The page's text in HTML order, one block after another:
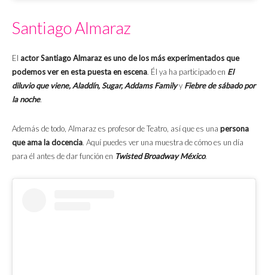
Santiago Almaraz
El actor Santiago Almaraz es uno de los más experimentados que
podemos ver en esta puesta en escena. Él ya ha participado en El
diluvio que viene, Aladdín, Sugar, Addams Familyy Fiebre de sábado por
la noche.
Además de todo, Almaraz es profesor de Teatro, así que es una persona
que ama la docencia. Aquí puedes ver una muestra de cómo es un día
para él antes de dar función en Twisted Broadway México.